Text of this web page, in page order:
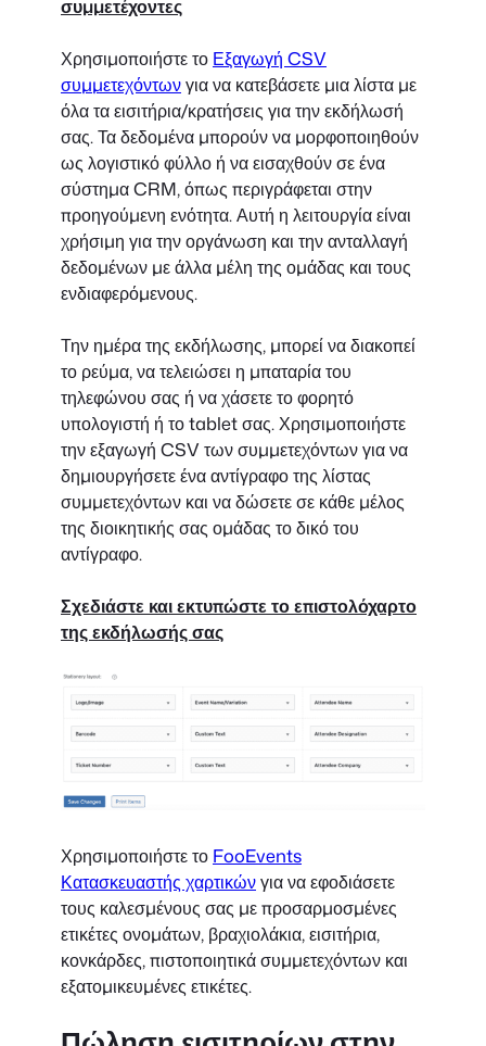
συμμετέχοντες
Χρησιμοποιήστε το Εξαγωγή CSV
συμμετεχόντωνγια να κατεβάσετε μια λίστα με
όλα τα εισιτήρια/κρατήσεις για την εκδήλωσή
σας. Τα δεδομένα μπορούν να μορφοποιηθούν
ως λογιστικό φύλλο ή να εισαχθούν σε ένα
σύστημα CRM, όπως περιγράφεται στην
προηγούμενη ενότητα. Αυτή η λειτουργία είναι
χρήσιμη για την οργάνωση και την ανταλλαγή
δεδομένων με άλλα μέλη της ομάδας και τους
ενδιαφερόμενους.
Την ημέρα της εκδήλωσης, μπορεί να διακοπεί
το ρεύμα, να τελειώσει η μπαταρία του
τηλεφώνου σας ή να χάσετε το φορητό
υπολογιστή ή το tablet σας. Χρησιμοποιήστε
την εξαγωγή CSV των συμμετεχόντων για να
δημιουργήσετε ένα αντίγραφο της λίστας
συμμετεχόντων και να δώσετε σε κάθε μέλος
της διοικητικής σας ομάδας το δικό του
αντίγραφο.
Σχεδιάστε και εκτυπώστε το επιστολόχαρτο
της εκδήλωσής σας
Χρησιμοποιήστε το FooEvents
Κατασκευαστής χαρτικώνγια να εφοδιάσετε
τους καλεσμένους σας με προσαρμοσμένες
ετικέτες ονομάτων, βραχιολάκια, εισιτήρια,
κονκάρδες, πιστοποιητικά συμμετεχόντων και
εξατομικευμένες ετικέτες.